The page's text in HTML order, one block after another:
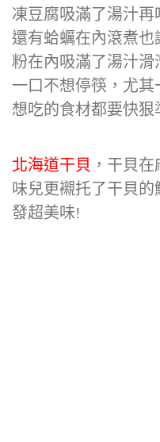
凍豆腐吸滿了湯汁再
還有蛤蠣在內滾煮
粉在內吸滿了湯汁
一口不想停筷，尤
想吃的食材都要快狠
北海道干貝 ，干貝
味兒更襯托了干貝
發超美味!